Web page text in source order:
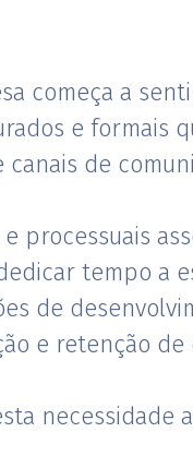
começa a
e formais
de
processuais
tempo a
de
e retenção de
necessidade